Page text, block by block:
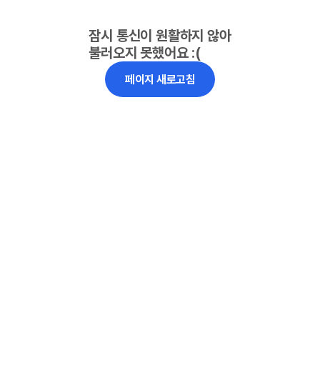
잠시 통신이 원활하지 않아
불러오지 못했어요 :(
페이지 새로고침